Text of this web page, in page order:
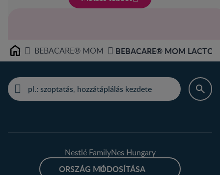
Home BEBACARE® MOM BEBACARE® MOM LACTO+
Nestlé FamilyNes Hungary
ORSZÁG MÓDOSÍTÁSA